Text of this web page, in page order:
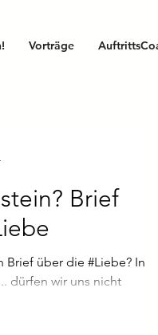
Vorträge
Brief
Brief über die #Liebe? In
dürfen wir uns nicht